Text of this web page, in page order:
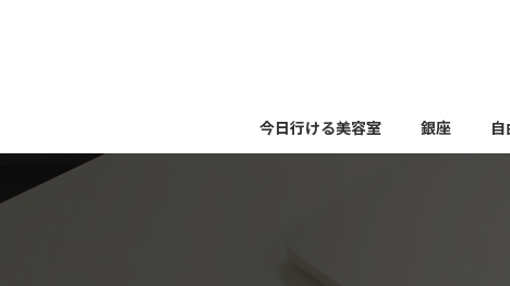
キ
に
今日行ける美容室 銀座 自